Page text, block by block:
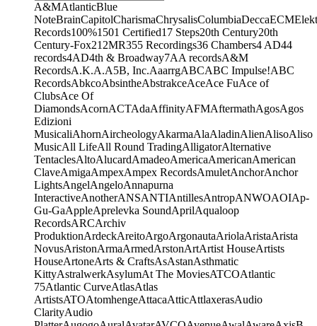
A&MAtlanticBlue
NoteBrainCapitolCharismaChrysalisColumbiaDeccaECM
Records100%1501 Certified17 Steps20th Century20th
Century-Fox21 2MR355 Recordings36 Chambers4 AD44
records4AD4th & Broadway7AA recordsA&M
RecordsA.K.A.A5B, Inc.AaarrgABCABC Impulse!ABC
RecordsAbkcoAbsintheAbstrakceAceAce FuAce of
ClubsAce Of
DiamondsAcornACTAdaAffinityAFMAftermathAgosAgos
Edizioni
MusicaliAhornAircheologyAkarmaAlaAladinAlienAlisoAliso
MusicAll LifeAll Round TradingAlligatorAlternative
TentaclesAltoAlucardAmadeoAmericaAmericanAmerican
ClaveAmigaAmpexAmpex RecordsAmuletAnchorAnchor
LightsAngelAngeloAnnapurna
InteractiveAnotherANSANTIAntillesAntropANWOAOIAp-
Gu-GaAppleAprelevka SoundAprilAqualoop
RecordsARCArchiv
ProduktionArdeckAreitoArgoArgonautaAriolaAristaArista
NovusAristonArmaArmedArstonArtArtist HouseArtists
HouseArtoneArts & CraftsAsAstanAsthmatic
KittyAstralwerkAsylumAt The MoviesATCOAtlantic
75Atlantic CurveAtlasAtlas
ArtistsATOAtomhengeAttacaAtticAttlaxerasAudio
ClarityAudio